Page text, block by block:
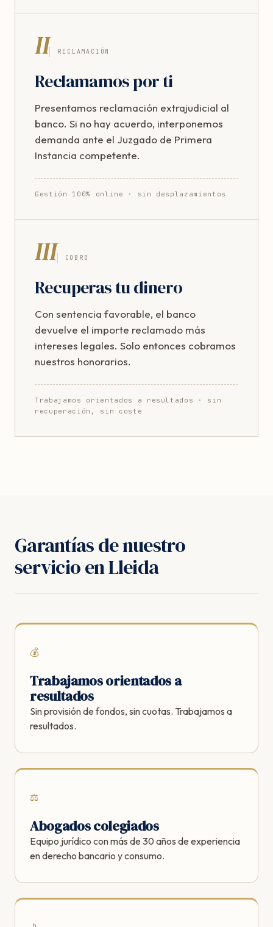
II RECLAMACIÓN
Reclamamos por ti
Presentamos reclamación extrajudicial al
banco. Si no hay acuerdo, interponemos
demanda ante el Juzgado de Primera
Instancia competente.
Gestión 100% online · sin desplazamientos
III COBRO
Recuperas tu dinero
Con sentencia favorable, el banco
devuelve el importe reclamado más
intereses legales. Solo entonces cobramos
nuestros honorarios.
Trabajamos orientados a resultados · sin
recuperación, sin coste
Garantías de nuestro
servicio en Lleida
💰
Trabajamos orientados a
resultados
Sin provisión de fondos, sin cuotas. Trabajamos a
resultados.
⚖️
Abogados colegiados
Equipo jurídico con más de 30 años de experiencia
en derecho bancario y consumo.